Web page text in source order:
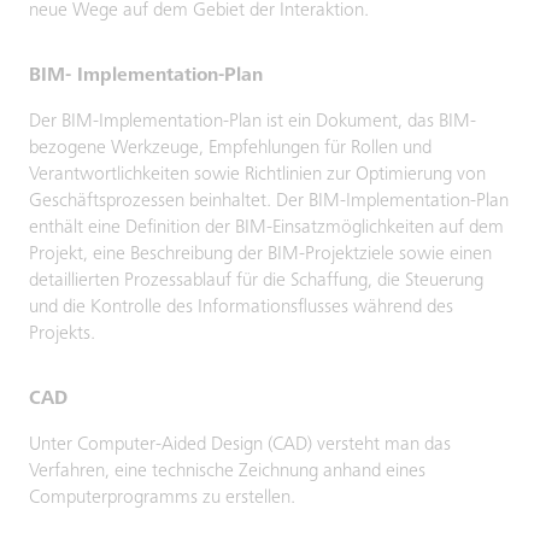
neue Wege auf dem Gebiet der Interaktion.
BIM- Implementation-Plan
Der BIM-Implementation-Plan ist ein Dokument, das BIM-
bezogene Werkzeuge, Empfehlungen für Rollen und
Verantwortlichkeiten sowie Richtlinien zur Optimierung von
Geschäftsprozessen beinhaltet. Der BIM-Implementation-Plan
enthält eine Definition der BIM-Einsatzmöglichkeiten auf dem
Projekt, eine Beschreibung der BIM-Projektziele sowie einen
detaillierten Prozessablauf für die Schaffung, die Steuerung
und die Kontrolle des Informationsflusses während des
Projekts.
CAD
Unter Computer-Aided Design (CAD) versteht man das
Verfahren, eine technische Zeichnung anhand eines
Computerprogramms zu erstellen.